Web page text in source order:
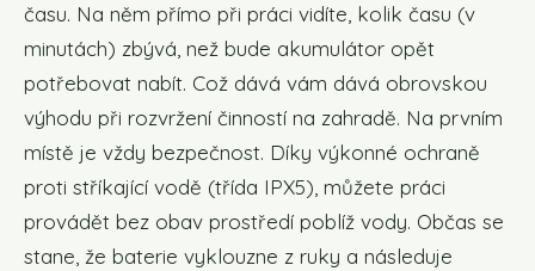
času. Na něm přímo při práci vidíte, kolik času (v
minutách) zbývá, než bude akumulátor opět
potřebovat nabít. Což dává vám dává obrovskou
výhodu při rozvržení činností na zahradě. Na prvním
místě je vždy bezpečnost. Díky výkonné ochraně
proti stříkající vodě (třída IPX5), můžete práci
provádět bez obav prostředí poblíž vody. Občas se
stane, že baterie vyklouzne z ruky a následuje